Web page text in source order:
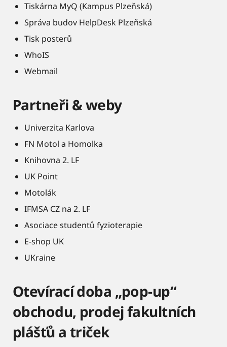
Tiskárna MyQ (Kampus Plzeňská)
Správa budov HelpDesk Plzeňská
Tisk posterů
WhoIS
Webmail
Partneři & weby
Univerzita Karlova
FN Motol a Homolka
Knihovna 2. LF
UK Point
Motolák
IFMSA CZ na 2. LF
Asociace studentů fyzioterapie
E-shop UK
UKraine
Otevírací doba „pop-up“
obchodu, prodej fakultních
plášťů a triček